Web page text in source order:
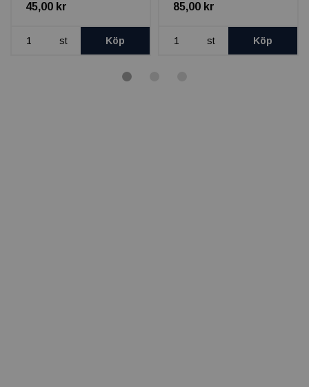
45,00 kr
st Köp
85,00 kr
st Köp